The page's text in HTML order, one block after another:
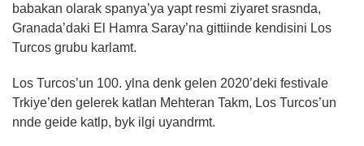
babakan olarak spanya’ya yapt resmi ziyaret srasnda,
Granada’daki El Hamra Saray’na gittiinde kendisini Los
Turcos grubu karlamt.
Los Turcos’un 100. ylna denk gelen 2020’deki festivale
Trkiye’den gelerek katlan Mehteran Takm, Los Turcos’un
nnde geide katlp, byk ilgi uyandrmt.